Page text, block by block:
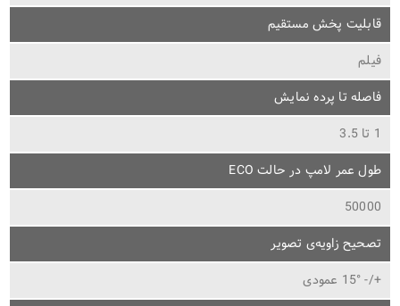
قابلیت پخش مستقیم
فیلم
فاصله تا پرده نمایش
1 تا 3.5
طول عمر لامپ در حالت ECO
50000
تصحیح زاویه‌ی تصویر
+/- 15° عمودی